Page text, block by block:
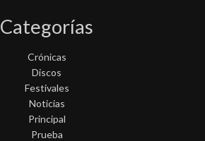
Categorías
Crónicas
Discos
Festivales
Noticias
Principal
Prueba